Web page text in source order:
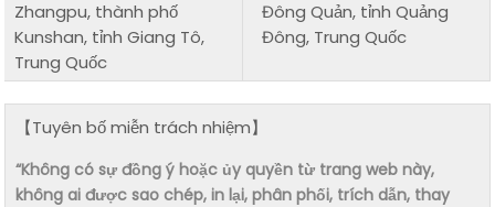
Zhangpu, thành phố
Kunshan, tỉnh Giang Tô,
Trung Quốc
Đông Quản, tỉnh Quảng
Đông, Trung Quốc
【Tuyên bố miễn trách nhiệm】
“Không có sự đồng ý hoặc ủy quyền từ trang web này,
không ai được sao chép, in lại, phân phối, trích dẫn, thay